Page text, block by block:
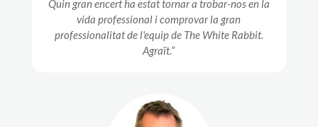
Quin gran encert ha estat tornar a trobar-nos en la
vida professional i comprovar la gran
professionalitat de l'equip de The White Rabbit.
Agraït.”